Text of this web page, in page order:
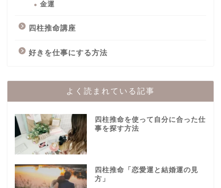
金運
四柱推命講座
好きを仕事にする方法
よく読まれている記事
四柱推命を使って自分に合った仕
事を探す方法
四柱推命「恋愛運と結婚運の見
方」